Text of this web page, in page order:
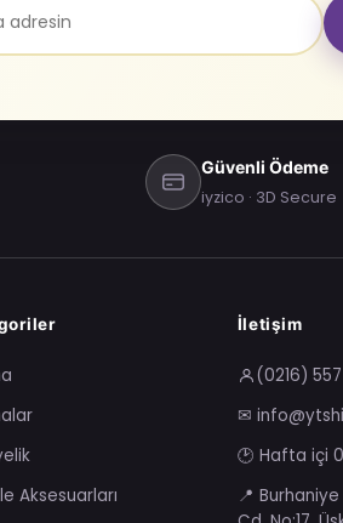
Güvenli Ödeme
iyzico · 3D Secure
Aksesuarları
İletişim
(0216)
✉
🕑 Hafta içi
📍